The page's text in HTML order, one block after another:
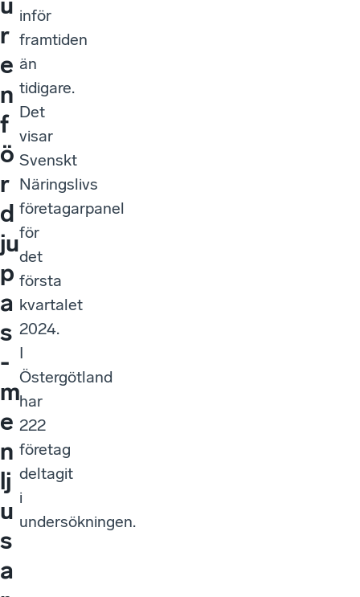
r
e
n
f
ö
r
d
ju
p
a
s
-
m
e
n
lj
u
s
a
inför
framtiden
än
tidigare.
Det
visar
Svenskt
Näringslivs
företagarpanel
för
det
första
kvartalet
2024.
I
Östergötland
har
222
företag
deltagit
i
undersökningen.